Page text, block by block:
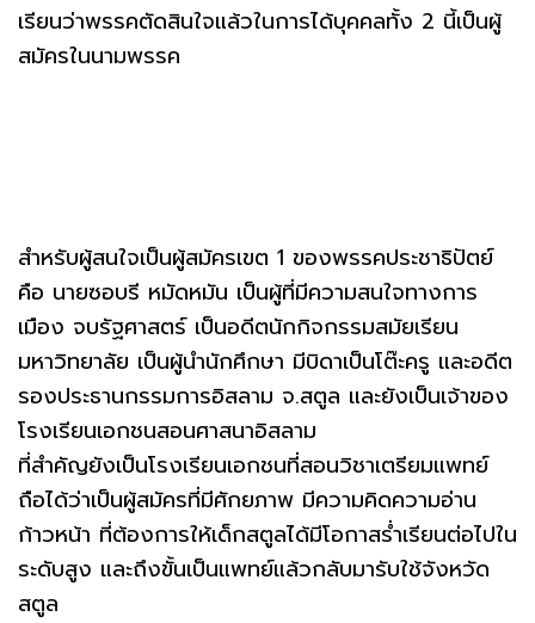
เรียนว่าพรรคตัดสินใจแล้วในการได้บุคคลทั้ง 2 นี้เป็นผู้
สมัครในนามพรรค
สำหรับผู้สนใจเป็นผู้สมัครเขต 1 ของพรรคประชาธิปัตย์
คือ นายซอบรี หมัดหมัน เป็นผู้ที่มีความสนใจทางการ
เมือง จบรัฐศาสตร์ เป็นอดีตนักกิจกรรมสมัยเรียน
มหาวิทยาลัย เป็นผู้นำนักศึกษา มีบิดาเป็นโต๊ะครู และอดีต
รองประธานกรรมการอิสลาม จ.สตูล และยังเป็นเจ้าของ
โรงเรียนเอกชนสอนศาสนาอิสลาม
ที่สำคัญยังเป็นโรงเรียนเอกชนที่สอนวิชาเตรียมแพทย์
ถือได้ว่าเป็นผู้สมัครที่มีศักยภาพ มีความคิดความอ่าน
ก้าวหน้า ที่ต้องการให้เด็กสตูลได้มีโอกาสร่ำเรียนต่อไปใน
ระดับสูง และถึงขั้นเป็นแพทย์แล้วกลับมารับใช้จังหวัด
สตูล